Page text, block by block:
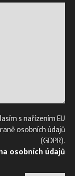
s nařízením EU
osobních údajů
(GDPR).
osobních údajů